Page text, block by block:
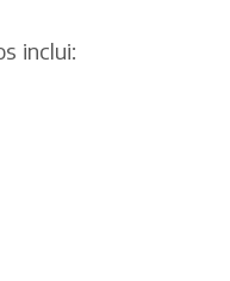
inclui: